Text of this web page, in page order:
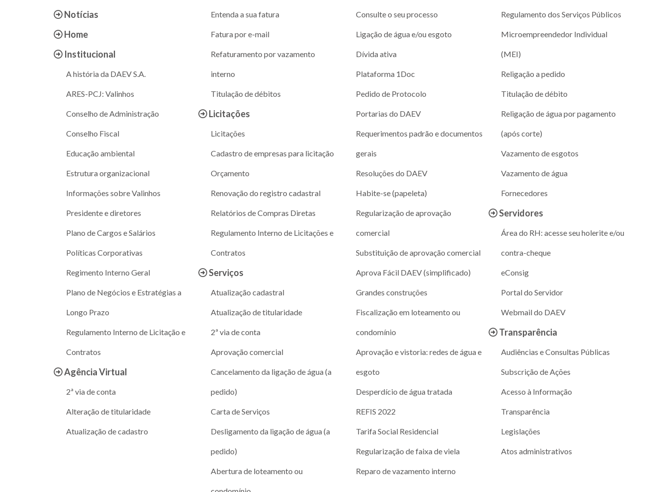
Notícias
Home
Institucional
A história da DAEV S.A.
ARES-PCJ: Valinhos
Conselho de Administração
Conselho Fiscal
Educação ambiental
Estrutura organizacional
Informações sobre Valinhos
Presidente e diretores
Plano de Cargos e Salários
Políticas Corporativas
Regimento Interno Geral
Plano de Negócios e Estratégias a
Longo Prazo
Regulamento Interno de Licitação e
Contratos
Agência Virtual
2ª via de conta
Alteração de titularidade
Atualização de cadastro
Entenda a sua fatura
Fatura por e-mail
Refaturamento por vazamento
interno
Titulação de débitos
Licitações
Licitações
Cadastro de empresas para licitação
Orçamento
Renovação do registro cadastral
Relatórios de Compras Diretas
Regulamento Interno de Licitações e
Contratos
Serviços
Atualização cadastral
Atualização de titularidade
2ª via de conta
Aprovação comercial
Cancelamento da ligação de água (a
pedido)
Carta de Serviços
Desligamento da ligação de água (a
pedido)
Abertura de loteamento ou
Consulte o seu processo
Ligação de água e/ou esgoto
Dívida ativa
Plataforma 1Doc
Pedido de Protocolo
Portarias do DAEV
Requerimentos padrão e documentos
gerais
Resoluções do DAEV
Habite-se (papeleta)
Regularização de aprovação
comercial
Substituição de aprovação comercial
Aprova Fácil DAEV (simplificado)
Grandes construções
Fiscalização em loteamento ou
condomínio
Aprovação e vistoria: redes de água e
esgoto
Desperdício de água tratada
REFIS 2022
Tarifa Social Residencial
Regularização de faixa de viela
Reparo de vazamento interno
Regulamento dos Serviços Públicos
Microempreendedor Individual
(MEI)
Religação a pedido
Titulação de débito
Religação de água por pagamento
(após corte)
Vazamento de esgotos
Vazamento de água
Fornecedores
Servidores
Área do RH: acesse seu holerite e/ou
contra-cheque
eConsig
Portal do Servidor
Webmail do DAEV
Transparência
Audiências e Consultas Públicas
Subscrição de Ações
Acesso à Informação
Transparência
Legislações
Atos administrativos